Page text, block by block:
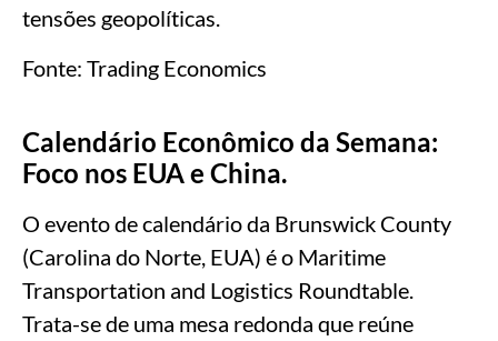
tensões geopolíticas.
Fonte: Trading Economics
Calendário Econômico da Semana:
Foco nos EUA e China.
O evento de calendário da Brunswick County
(Carolina do Norte, EUA) é o Maritime
Transportation and Logistics Roundtable.
Trata-se de uma mesa redonda que reúne